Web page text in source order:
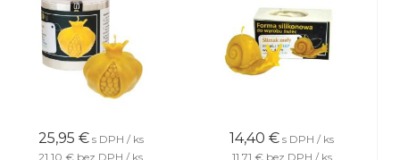
25,95 € s DPH / ks
21,10 € bez DPH / ks
14,40 € s DPH / ks
11,71 € bez DPH / ks